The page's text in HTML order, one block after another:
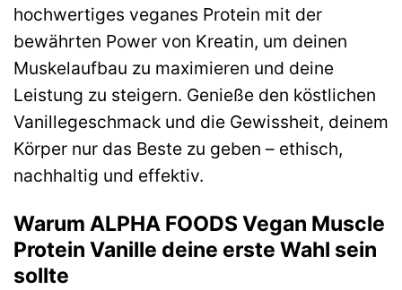
hochwertiges veganes Protein mit der
bewährten Power von Kreatin, um deinen
Muskelaufbau zu maximieren und deine
Leistung zu steigern. Genieße den köstlichen
Vanillegeschmack und die Gewissheit, deinem
Körper nur das Beste zu geben – ethisch,
nachhaltig und effektiv.
Warum ALPHA FOODS Vegan Muscle
Protein Vanille deine erste Wahl sein
sollte